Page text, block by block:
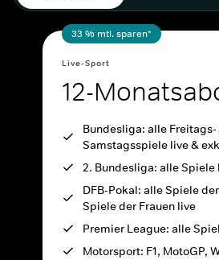
33 % mtl. sparen*
Live-Sport
12-
Bundesliga: alle Freitags-
Samstagsspiele live &
2. Bundesliga: alle Spiele
DFB-Pokal: alle Spiele
Spiele der Frauen live
Premier League: alle
Motorsport: F1, MotoGP,